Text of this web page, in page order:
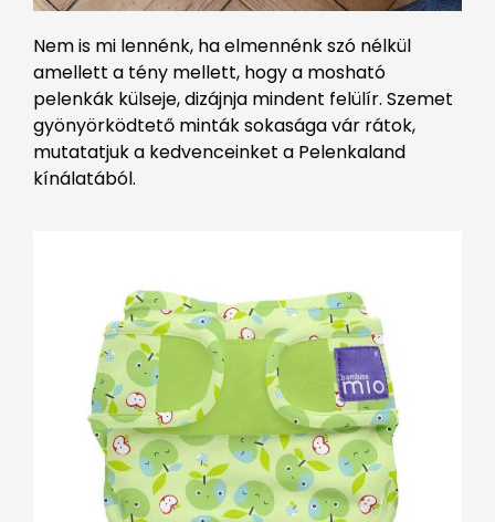
Nem is mi lennénk, ha elmennénk szó nélkül
amellett a tény mellett, hogy a mosható
pelenkák külseje, dizájnja mindent felülír. Szemet
gyönyörködtető minták sokasága vár rátok,
mutatatjuk a kedvenceinket a Pelenkaland
kínálatából.